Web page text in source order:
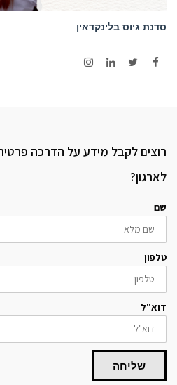
סדנת גיוס בלינקדאין
רוצים לקבל מידע על הדרכה
לארגון?
שם
טלפון
דוא"ל
שליחה